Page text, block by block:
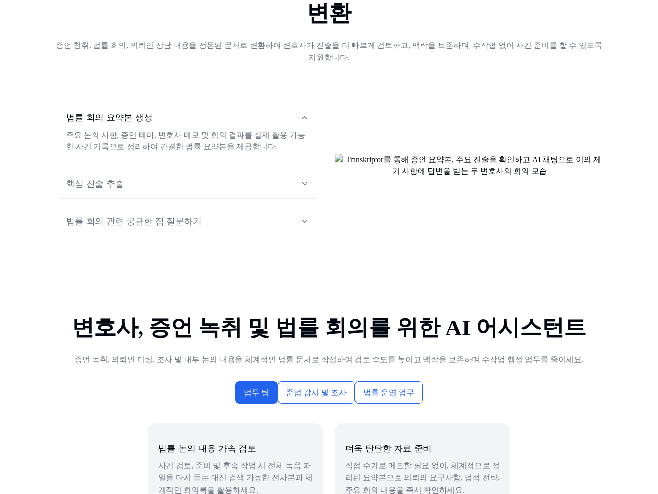
변환
증언 청취, 법률 회의, 의뢰인 상담 내용을 정돈된 문서로 변환하여 변호사가 진술을 더 빠르게 검토하고, 맥락을 보존하며, 수작업 없이 사건 준비를 할 수 있도록
지원합니다.
법률 회의 요약본 생성
주요 논의 사항, 증언 테마, 변호사 메모 및 회의 결과를 실제 활용 가능
한 사건 기록으로 정리하여 간결한 법률 요약본을 제공합니다.
핵심 진술 추출
합니다.
법률 회의 관련 궁금한 점 질문하기
변호사, 증언 녹취 및 법률 회의를 위한 AI 어시스턴트
증언 녹취, 의뢰인 미팅, 조사 및 내부 논의 내용을 체계적인 법률 문서로 작성하여 검토 속도를 높이고 맥락을 보존하며 수작업 행정 업무를 줄이세요.
법무 팀 준법 감시 및 조사 법률 운영 업무
법률 논의 내용 가속 검토
사건 검토, 준비 및 후속 작업 시 전체 녹음 파
일을 다시 듣는 대신 검색 가능한 전사본과 체
계적인 회의록을 활용하세요.
더욱 탄탄한 자료 준비
직접 수기로 메모할 필요 없이, 체계적으로 정
리된 요약본으로 의뢰의 요구사항, 법적 전략,
주요 회의 내용을 즉시 확인하세요.